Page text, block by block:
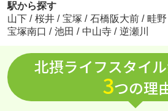
駅から探す
山下 / 桜井 / 宝塚 / 石橋阪大前 / 畦野
宝塚南口 / 池田 / 中山寺 / 逆瀬川
北摂ライフスタイ
3つの理